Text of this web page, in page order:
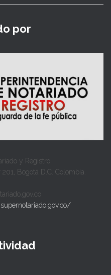
por
y Registro
Bogotá D.C. Colombia.